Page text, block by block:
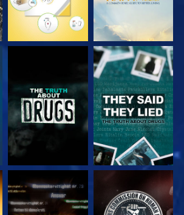
SE
SE SE